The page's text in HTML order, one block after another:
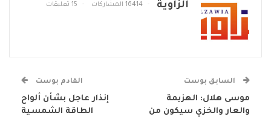
الزاوية 16414 المشاركات 15 تعليقات
السابق بوست
موسى هلال: الهزيمة
والعار والخزي سيكون من
القادم بوست
إنذار عاجل بشأن ألواح
الطاقة الشمسية